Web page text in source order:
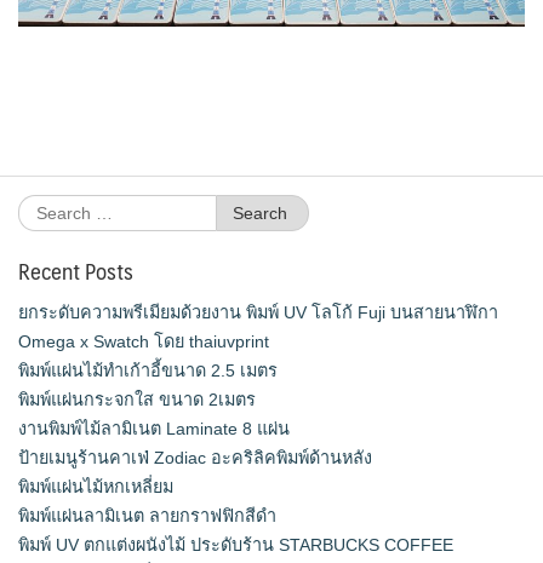
Search
for:
Recent Posts
ยกระดับความพรีเมียมด้วยงาน พิมพ์ UV โลโก้ Fuji บนสายนาฬิกา
Omega x Swatch โดย thaiuvprint
พิมพ์แผ่นไม้ทำเก้าอี้ขนาด 2.5 เมตร
พิมพ์แผ่นกระจกใส ขนาด 2เมตร
งานพิมพ์ไม้ลามิเนต Laminate 8 แผ่น
ป้ายเมนูร้านคาเฟ่ Zodiac อะคริลิคพิมพ์ด้านหลัง
พิมพ์แผ่นไม้หกเหลี่ยม
พิมพ์แผ่นลามิเนต ลายกราฟฟิกสีดำ
พิมพ์ UV ตกแต่งผนังไม้ ประดับร้าน STARBUCKS COFFEE